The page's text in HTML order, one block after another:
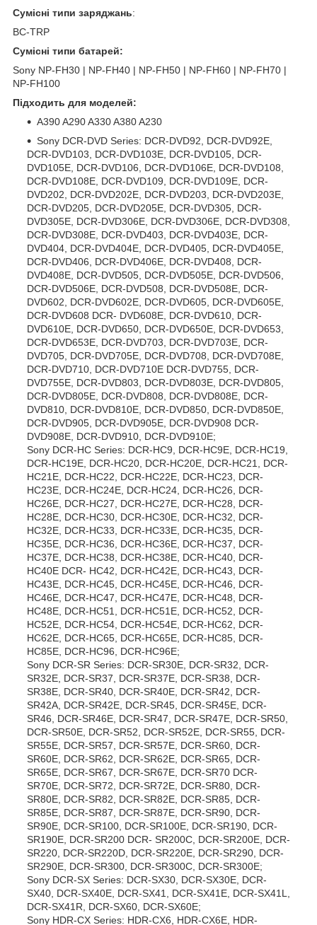
Сумісні типи заряджань:
BC-TRP
Сумісні типи батарей:
Sony NP-FH30 | NP-FH40 | NP-FH50 | NP-FH60 | NP-FH70 |
NP-FH100
Підходить для моделей:
A390 A290 A330 A380 A230
Sony DCR-DVD Series: DCR-DVD92, DCR-DVD92E,
DCR-DVD103, DCR-DVD103E, DCR-DVD105, DCR-
DVD105E, DCR-DVD106, DCR-DVD106E, DCR-DVD108,
DCR-DVD108E, DCR-DVD109, DCR-DVD109E, DCR-
DVD202, DCR-DVD202E, DCR-DVD203, DCR-DVD203E,
DCR-DVD205, DCR-DVD205E, DCR-DVD305, DCR-
DVD305E, DCR-DVD306E, DCR-DVD306E, DCR-DVD308,
DCR-DVD308E, DCR-DVD403, DCR-DVD403E, DCR-
DVD404, DCR-DVD404E, DCR-DVD405, DCR-DVD405E,
DCR-DVD406, DCR-DVD406E, DCR-DVD408, DCR-
DVD408E, DCR-DVD505, DCR-DVD505E, DCR-DVD506,
DCR-DVD506E, DCR-DVD508, DCR-DVD508E, DCR-
DVD602, DCR-DVD602E, DCR-DVD605, DCR-DVD605E,
DCR-DVD608 DCR- DVD608E, DCR-DVD610, DCR-
DVD610E, DCR-DVD650, DCR-DVD650E, DCR-DVD653,
DCR-DVD653E, DCR-DVD703, DCR-DVD703E, DCR-
DVD705, DCR-DVD705E, DCR-DVD708, DCR-DVD708E,
DCR-DVD710, DCR-DVD710E DCR-DVD755, DCR-
DVD755E, DCR-DVD803, DCR-DVD803E, DCR-DVD805,
DCR-DVD805E, DCR-DVD808, DCR-DVD808E, DCR-
DVD810, DCR-DVD810E, DCR-DVD850, DCR-DVD850E,
DCR-DVD905, DCR-DVD905E, DCR-DVD908 DCR-
DVD908E, DCR-DVD910, DCR-DVD910E;
Sony DCR-HC Series: DCR-HC9, DCR-HC9E, DCR-HC19,
DCR-HC19E, DCR-HC20, DCR-HC20E, DCR-HC21, DCR-
HC21E, DCR-HC22, DCR-HC22E, DCR-HC23, DCR-
HC23E, DCR-HC24E, DCR-HC24, DCR-HC26, DCR-
HC26E, DCR-HC27, DCR-HC27E, DCR-HC28, DCR-
HC28E, DCR-HC30, DCR-HC30E, DCR-HC32, DCR-
HC32E, DCR-HC33, DCR-HC33E, DCR-HC35, DCR-
HC35E, DCR-HC36, DCR-HC36E, DCR-HC37, DCR-
HC37E, DCR-HC38, DCR-HC38E, DCR-HC40, DCR-
HC40E DCR- HC42, DCR-HC42E, DCR-HC43, DCR-
HC43E, DCR-HC45, DCR-HC45E, DCR-HC46, DCR-
HC46E, DCR-HC47, DCR-HC47E, DCR-HC48, DCR-
HC48E, DCR-HC51, DCR-HC51E, DCR-HC52, DCR-
HC52E, DCR-HC54, DCR-HC54E, DCR-HC62, DCR-
HC62E, DCR-HC65, DCR-HC65E, DCR-HC85, DCR-
HC85E, DCR-HC96, DCR-HC96E;
Sony DCR-SR Series: DCR-SR30E, DCR-SR32, DCR-
SR32E, DCR-SR37, DCR-SR37E, DCR-SR38, DCR-
SR38E, DCR-SR40, DCR-SR40E, DCR-SR42, DCR-
SR42A, DCR-SR42E, DCR-SR45, DCR-SR45E, DCR-
SR46, DCR-SR46E, DCR-SR47, DCR-SR47E, DCR-SR50,
DCR-SR50E, DCR-SR52, DCR-SR52E, DCR-SR55, DCR-
SR55E, DCR-SR57, DCR-SR57E, DCR-SR60, DCR-
SR60E, DCR-SR62, DCR-SR62E, DCR-SR65, DCR-
SR65E, DCR-SR67, DCR-SR67E, DCR-SR70 DCR-
SR70E, DCR-SR72, DCR-SR72E, DCR-SR80, DCR-
SR80E, DCR-SR82, DCR-SR82E, DCR-SR85, DCR-
SR85E, DCR-SR87, DCR-SR87E, DCR-SR90, DCR-
SR90E, DCR-SR100, DCR-SR100E, DCR-SR190, DCR-
SR190E, DCR-SR200 DCR- SR200C, DCR-SR200E, DCR-
SR220, DCR-SR220D, DCR-SR220E, DCR-SR290, DCR-
SR290E, DCR-SR300, DCR-SR300C, DCR-SR300E;
Sony DCR-SX Series: DCR-SX30, DCR-SX30E, DCR-
SX40, DCR-SX40E, DCR-SX41, DCR-SX41E, DCR-SX41L,
DCR-SX41R, DCR-SX60, DCR-SX60E;
Sony HDR-CX Series: HDR-CX6, HDR-CX6E, HDR-